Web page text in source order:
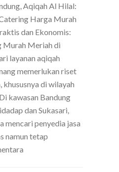
Aqiqah Al Hilal:
Harga Murah
dan Ekonomis:
Murah Meriah di
layanan aqiqah
memerlukan riset
khususnya di wilayah
kawasan Bandung
dan Sukasari,
mencari penyedia jasa
namun tetap